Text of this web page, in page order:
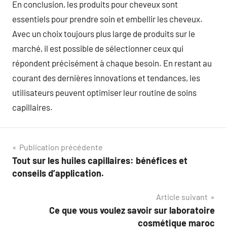
En conclusion, les produits pour cheveux sont
essentiels pour prendre soin et embellir les cheveux.
Avec un choix toujours plus large de produits sur le
marché, il est possible de sélectionner ceux qui
répondent précisément à chaque besoin. En restant au
courant des dernières innovations et tendances, les
utilisateurs peuvent optimiser leur routine de soins
capillaires.
Navigation
de
Publication précédente
Tout sur les huiles capillaires: bénéfices et
conseils d’application.
Article suivant
Ce que vous voulez savoir sur laboratoire
cosmétique maroc